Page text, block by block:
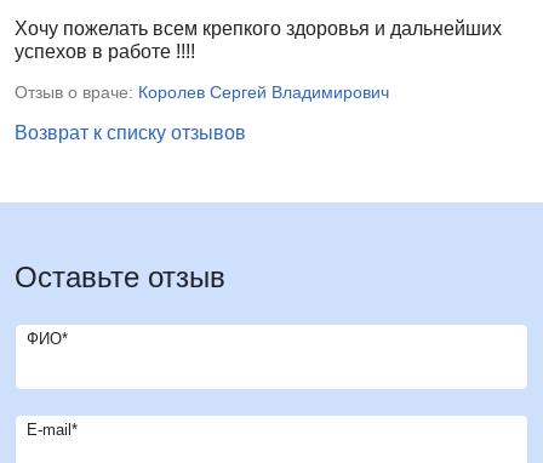
Хочу пожелать всем крепкого здоровья и дальнейших
успехов в работе !!!!
Отзыв о враче: Королев Сергей Владимирович
Возврат к списку отзывов
Оставьте отзыв
ФИО*
E-mail*